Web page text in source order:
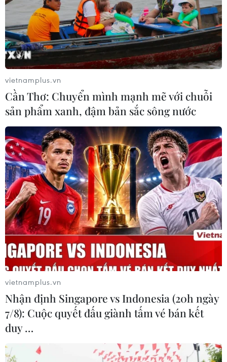
vietnamplus.vn
Cần Thơ: Chuyển mình mạnh mẽ với chuỗi
sản phẩm xanh, đậm bản sắc sông nước
vietnamplus.vn
Nhận định Singapore vs Indonesia (20h ngày
7/8): Cuộc quyết đấu giành tấm vé bán kết
duy …